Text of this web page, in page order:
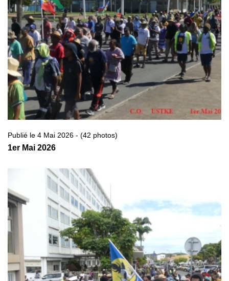
Publié le 4 Mai 2026 - (42 photos)
1er Mai 2026